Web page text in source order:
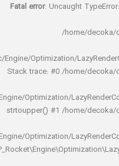
Fatal error :
/
rocket/inc/Engine/Optimization/
Stack trace: #0 /
rocket/inc/Engine/Optimization/
strtoupper() #1 /
rocket/inc/Engine/Optimization/